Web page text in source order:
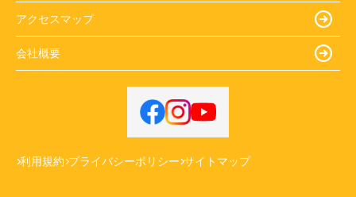
アクセスマップ
会社概要
利用規約 プライバシーポリシー サイトマップ